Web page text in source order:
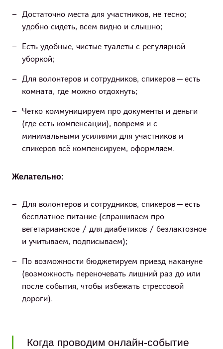
Достаточно места для участников, не тесно;
удобно сидеть, всем видно и слышно;
Есть удобные, чистые туалеты с регулярной
уборкой;
Для волонтеров и сотрудников, спикеров — есть
комната, где можно отдохнуть;
Четко коммуницируем про документы и деньги
(где есть компенсации), вовремя и с
минимальными усилиями для участников и
спикеров всё компенсируем, оформляем.
Желательно:
Для волонтеров и сотрудников, спикеров — есть
бесплатное питание (спрашиваем про
вегетарианское / для диабетиков / безлактозное
и учитываем, подписываем);
По возможности бюджетируем приезд накануне
(возможность переночевать лишний раз до или
после события, чтобы избежать стрессовой
дороги).
Когда проводим онлайн-событие